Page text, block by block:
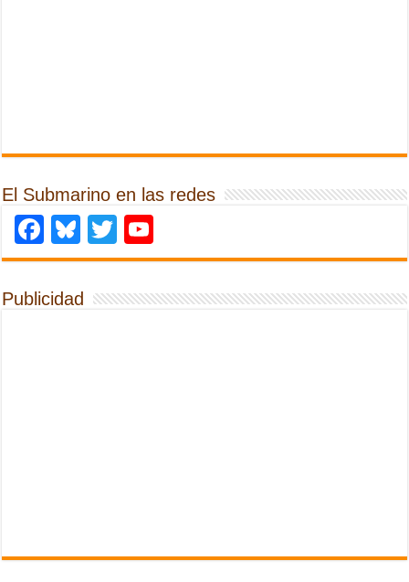
El Submarino en las redes
Facebook
Bluesky
Twitter
Publicidad